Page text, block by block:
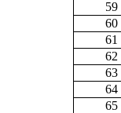
59
60
61
62
63
64
65